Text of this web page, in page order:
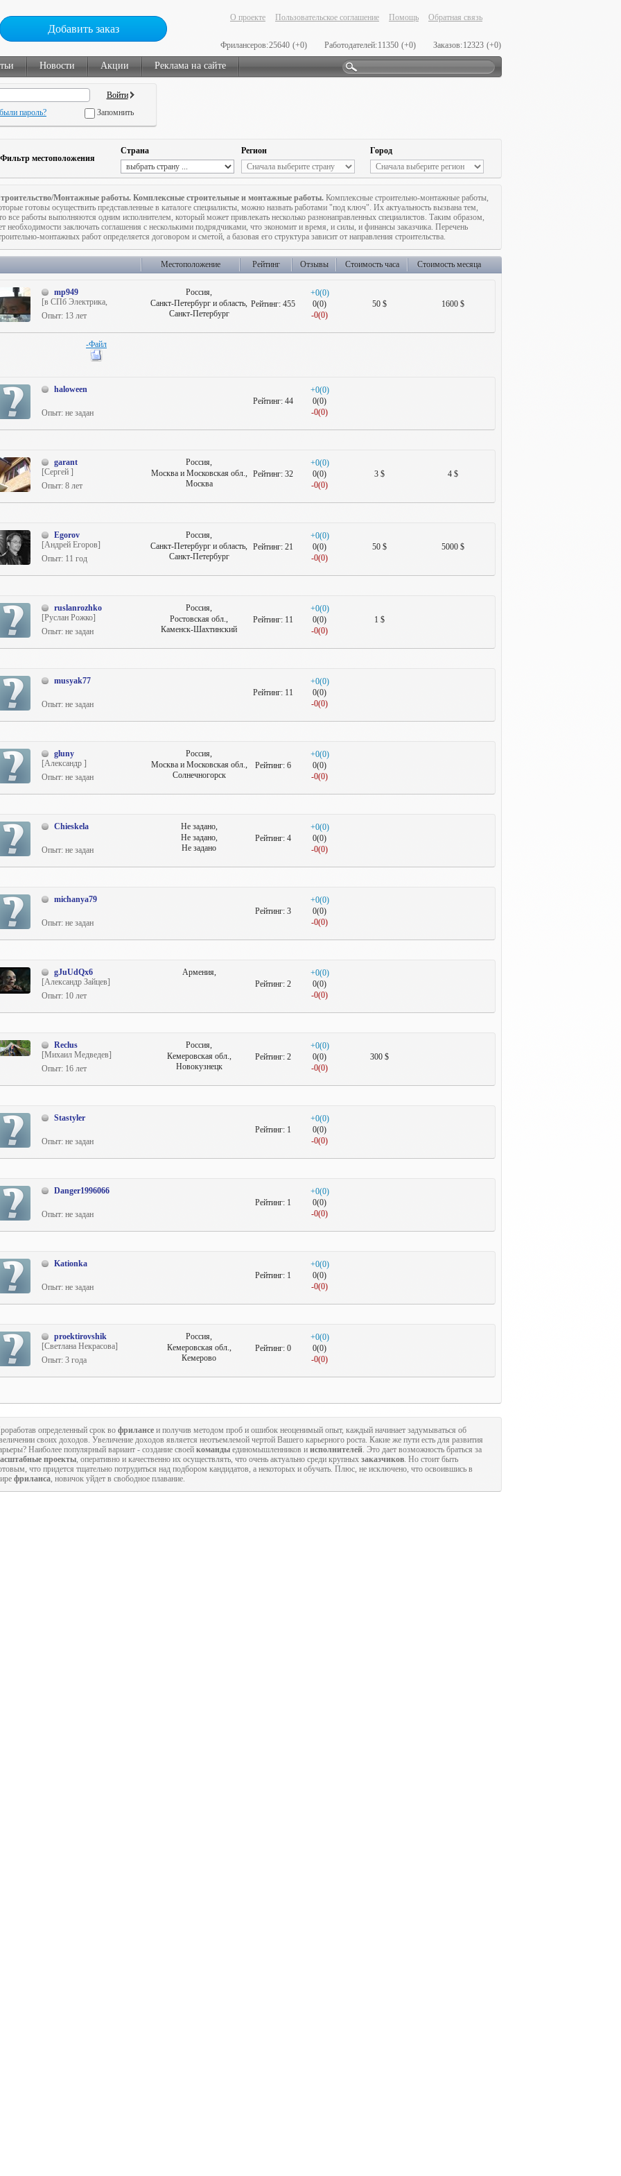
Добавить заказ
О проекте Пользовательское соглашение Помощь Обратная связь
Фрилансеров:25640 (+0) Работодателей:11350 (+0) Заказов:12323 (+0)
Новости Акции Реклама на сайте
пароль? Запомнить
Фильтр местоположения
Страна Регион Город
Монтажные работы. Комплексные строительные и монтажные работы. Комплексные строительно-монтажные работы,
готовы осуществить представленные в каталоге специалисты, можно назвать работами "под ключ". Их актуальность вызвана тем,
все работы выполняются одним исполнителем, который может привлекать несколько разнонаправленных специалистов. Таким образом,
необходимости заключать соглашения с несколькими подрядчиками, что экономит и время, и силы, и финансы заказчика. Перечень
монтажных работ определяется договором и сметой, а базовая его структура зависит от направления строительства.
Местоположение Рейтинг Отзывы Стоимость часа Стоимость месяца
mp949
[в СПб Электрика,
Сантехника, Вентиляция]
Опыт: 13 лет
1600 $
50 $
+0(0)
0(0)
-0(0)
Рейтинг:455
Россия,
Санкт-Петербург и область,
Санкт-Петербург
-Файл
haloween
Опыт: не задан
+0(0)
0(0)
-0(0)
Рейтинг:44
garant
[Сергей ]
Опыт: 8 лет
4 $
3 $
+0(0)
0(0)
-0(0)
Рейтинг:32
Россия,
Москва и Московская обл.,
Москва
Egorov
[Андрей Егоров]
Опыт: 11 год
5000 $
50 $
+0(0)
0(0)
-0(0)
Рейтинг:21
Россия,
Санкт-Петербург и область,
Санкт-Петербург
ruslanrozhko
[Руслан Рожко]
Опыт: не задан
1 $
+0(0)
0(0)
-0(0)
Рейтинг:11
Россия,
Ростовская обл.,
Каменск-Шахтинский
musyak77
Опыт: не задан
+0(0)
0(0)
-0(0)
Рейтинг:11
gluny
[Александр ]
Опыт: не задан
+0(0)
0(0)
-0(0)
Рейтинг:6
Россия,
Москва и Московская обл.,
Солнечногорск
Chieskela
Опыт: не задан
+0(0)
0(0)
-0(0)
Рейтинг:4
Не задано,
Не задано,
Не задано
michanya79
Опыт: не задан
+0(0)
0(0)
-0(0)
Рейтинг:3
gJuUdQx6
[Александр Зайцев]
Опыт: 10 лет
+0(0)
0(0)
-0(0)
Рейтинг:2
Армения,
Reclus
[Михаил Медведев]
Опыт: 16 лет
300 $
+0(0)
0(0)
-0(0)
Рейтинг:2
Россия,
Кемеровская обл.,
Новокузнецк
Stastyler
Опыт: не задан
+0(0)
0(0)
-0(0)
Рейтинг:1
Danger1996066
Опыт: не задан
+0(0)
0(0)
-0(0)
Рейтинг:1
Kationka
Опыт: не задан
+0(0)
0(0)
-0(0)
Рейтинг:1
proektirovshik
[Светлана Некрасова]
Опыт: 3 года
+0(0)
0(0)
-0(0)
Рейтинг:0
Россия,
Кемеровская обл.,
Кемерово
определенный срок во фрилансе и получив методом проб и ошибок неоценимый опыт, каждый начинает задумываться об
своих доходов. Увеличение доходов является неотъемлемой чертой Вашего карьерного роста. Какие же пути есть для развития
Наиболее популярный вариант - создание своей команды единомышленников и исполнителей. Это дает возможность браться за
проекты, оперативно и качественно их осуществлять, что очень актуально среди крупных заказчиков. Но стоит быть
что придется тщательно потрудиться над подбором кандидатов, а некоторых и обучать. Плюс, не исключено, что освоившись в
фриланса, новичок уйдет в свободное плавание.